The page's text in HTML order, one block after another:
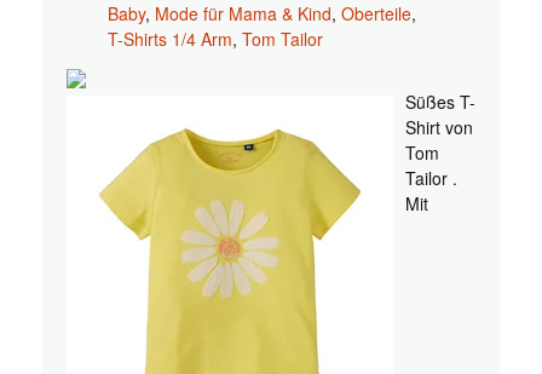
Baby, Mode für Mama & Kind, Oberteile,
T-Shirts 1/4 Arm, Tom Tailor
Süßes T-
Shirt von
Tom
Tailor .
Mit